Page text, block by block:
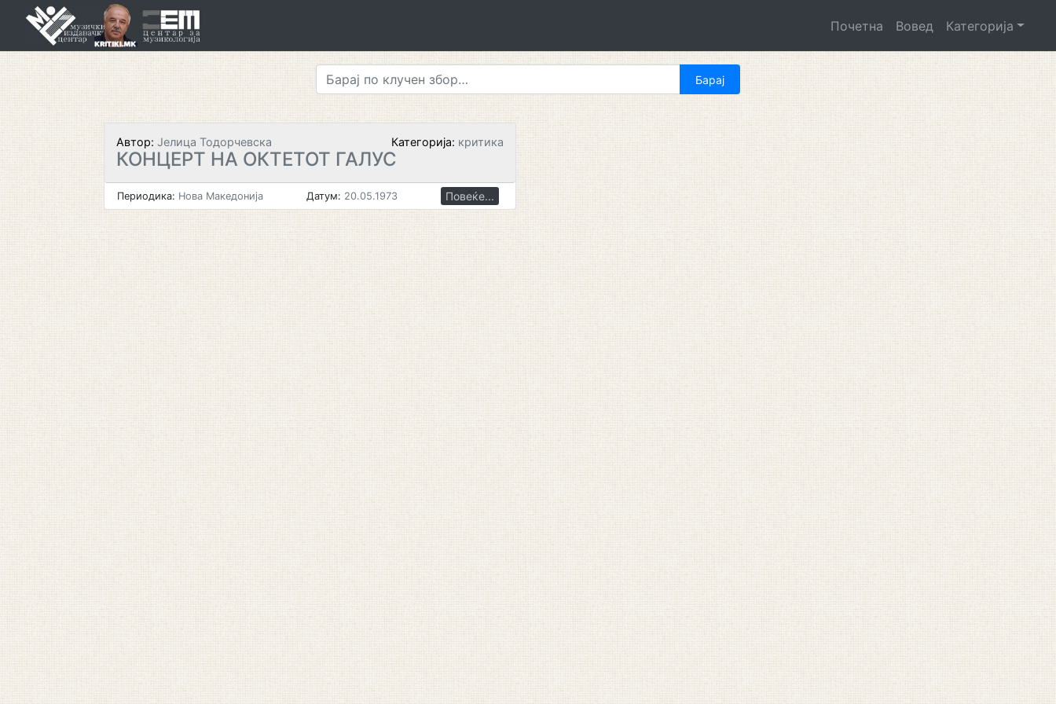
Почетна Вовед Категорија
Автор: Јелица Тодорчевска Категорија: критика
КОНЦЕРТ НА ОКТЕТОТ ГАЛУС
Периодика: Нова Македонија Датум: 20.05.1973 Повеќе...